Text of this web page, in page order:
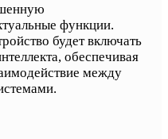
функции.
будет включать
обеспечивая
между